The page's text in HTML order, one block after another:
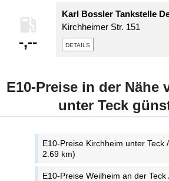
-,--
Karl Bossler Tankstelle
Kirchheimer Str. 151
details
E10-Preise in der Nähe
unter Teck
E10-Preise Kirchheim unter Teck
2.69 km)
E10-Preise Weilheim an der Teck